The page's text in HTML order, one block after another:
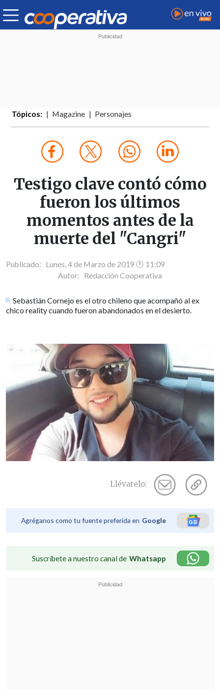
Tópicos: Magazine Personajes
Testigo clave contó cómo
fueron los últimos
momentos antes de la
muerte del "Cangri"
Publicado: Lunes, 4 de Marzo de 2019 🕐 11:09
Autor: Redacción Cooperativa
Sebastián Cornejo es el otro chileno que acompañó al ex
chico reality cuando fueron abandonados en el desierto.
Llévatelo:
Agréganos como tu fuente preferida en Google
Suscríbete a nuestro canal de Whatsapp